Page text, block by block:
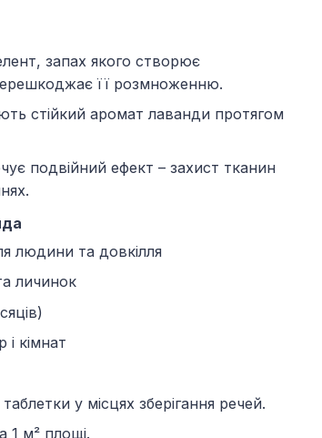
запах якого створює
її розмноженню.
стійкий аромат лаванди протягом
подвійний ефект – захист тканин
людини та довкілля
личинок
кімнат
у місцях зберігання речей.
1 м² площі.